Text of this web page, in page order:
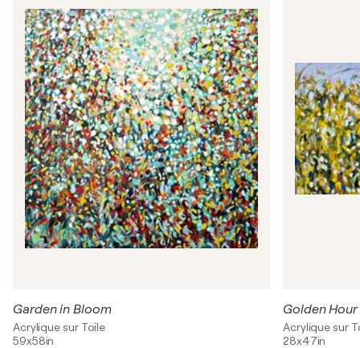
Garden in Bloom
Acrylique sur Toile
59x58in
Golden Hour
Acrylique sur
28x47in